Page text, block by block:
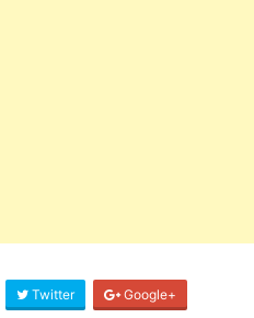
Twitter Google+